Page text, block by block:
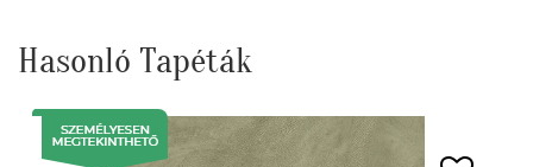
Hasonló Tapéták